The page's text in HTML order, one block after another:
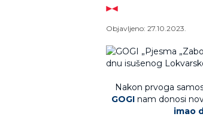
Objavljeno: 27.10.2023.
Nakon prvoga
GOGI nam donosi
imao